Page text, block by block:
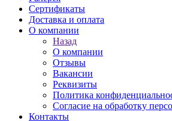
Сертификаты
Доставка и оплата
О компании
Назад
О компании
Отзывы
Вакансии
Реквизиты
Политика
Согласие на обработку
Контакты